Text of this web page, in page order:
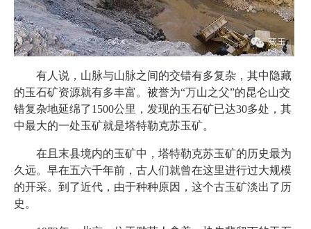
有人说，山脉与山脉之间的交错有多复杂，其中隐藏
的玉石矿资源就有多丰富。被誉为“万山之父”的昆仑山交
错复杂地延绵了1500公里，发现的玉石矿已达30多处，其
中最大的一处玉矿就是塔特勒克苏玉矿。
在且末县境内的玉矿中，塔特勒克苏玉矿的历史最为
久远。早在五六千年前，古人们就曾在这里进行过大规模
的开采。到了近代，由于种种原因，这个古玉矿淡出了历
史。